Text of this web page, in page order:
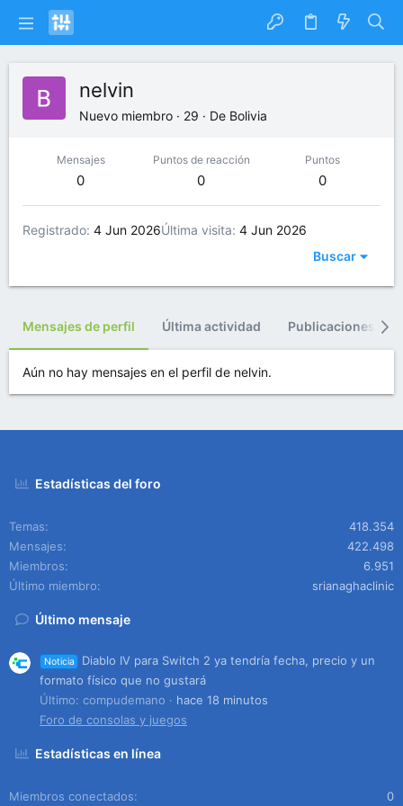
nelvin
Nuevo miembro · 29 · De Bolivia
Mensajes
0
Puntos de reacción
0
Puntos
0
Registrado 4 Jun 2026Última visita 4 Jun 2026
Buscar
Mensajes de perfil Última actividad Publicaciones
Aún no hay mensajes en el perfil de nelvin.
Estadísticas del foro
Temas
418.354
Mensajes
422.498
Miembros
6.951
Último miembro
srianaghaclinic
Último mensaje
Noticia
Diablo IV para Switch 2 ya tendría fecha, precio y un
formato físico que no gustará
Último: compudemano
hace 18 minutos
Foro de consolas y juegos
Estadísticas en línea
Miembros conectados 0